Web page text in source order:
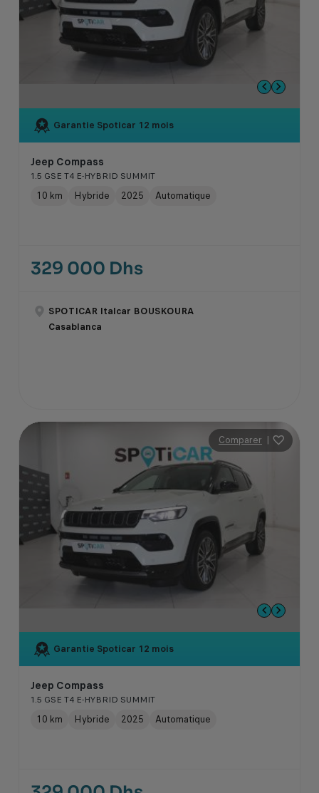
Garantie Spoticar 12 mois
Jeep Compass
1.5 GSE T4 E-HYBRID SUMMIT
10 km Hybride 2025 Automatique
329 000 Dhs
SPOTICAR Italcar BOUSKOURA
Casablanca
Comparer |
Garantie Spoticar 12 mois
Jeep Compass
1.5 GSE T4 E-HYBRID SUMMIT
10 km Hybride 2025 Automatique